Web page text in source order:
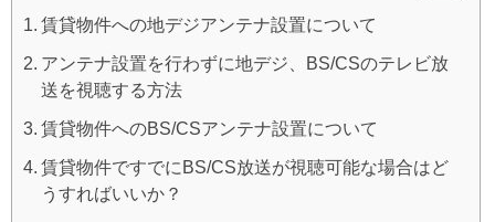
賃貸物件への地デジアンテナ設置について
アンテナ設置を行わずに地デジ、BS/CSのテレビ放
送を視聴する方法
賃貸物件へのBS/CSアンテナ設置について
賃貸物件ですでにBS/CS放送が視聴可能な場合はど
うすればいいか？